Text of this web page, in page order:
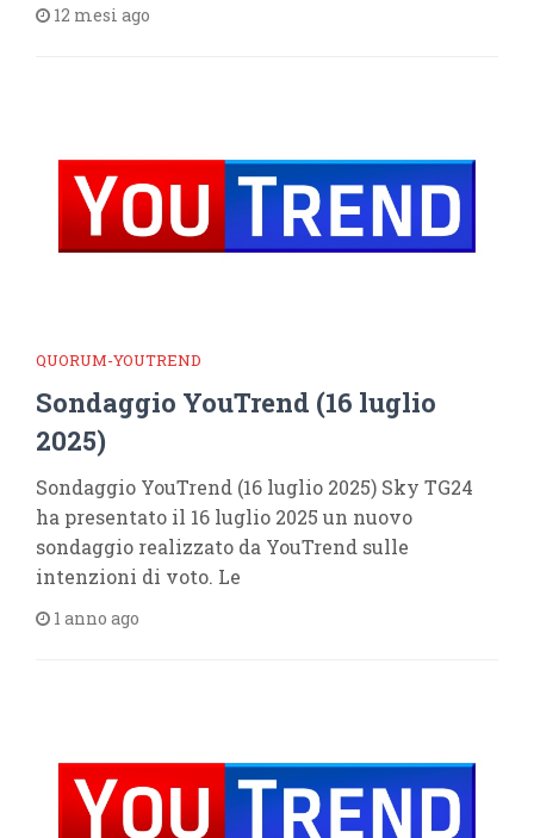
12 mesi ago
QUORUM-YOUTREND
Sondaggio YouTrend (16 luglio
2025)
Sondaggio YouTrend (16 luglio 2025) Sky TG24
ha presentato il 16 luglio 2025 un nuovo
sondaggio realizzato da YouTrend sulle
intenzioni di voto. Le
1 anno ago